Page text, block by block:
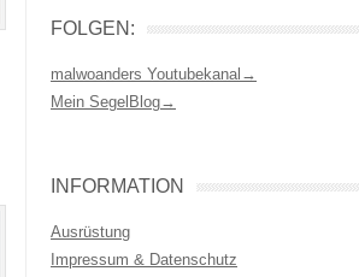
FOLGEN:
malwoanders Youtubekanal→
Mein SegelBlog→
INFORMATION
Ausrüstung
Impressum & Datenschutz